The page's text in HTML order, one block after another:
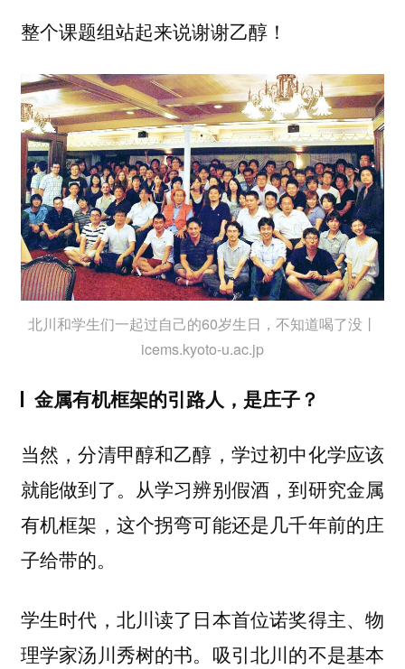
整个课题组站起来说谢谢乙醇！
北川和学生们一起过自己的60岁生日，不知道喝了没丨
icems.kyoto-u.ac.jp
金属有机框架的引路人，是庄子？
当然，分清甲醇和乙醇，学过初中化学应该
就能做到了。从学习辨别假酒，到研究金属
有机框架，这个拐弯可能还是几千年前的庄
子给带的。
学生时代，北川读了日本首位诺奖得主、物
理学家汤川秀树的书。吸引北川的不是基本